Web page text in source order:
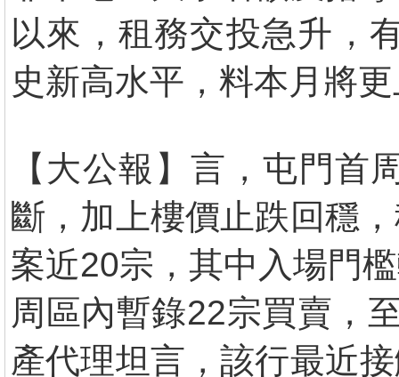
以來，租務交投急升，
史新高水平，料本月將
【大公報】言，屯門首
斷，加上樓價止跌回穩
案近20宗，其中入場門
周區內暫錄22宗買賣，
產代理坦言，該行最近